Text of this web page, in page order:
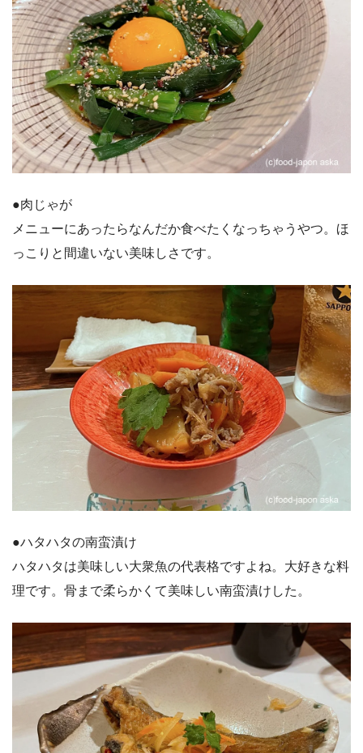
●肉じゃが
メニューにあったらなんだか食べたくなっちゃうやつ。ほ
っこりと間違いない美味しさです。
●ハタハタの南蛮漬け
ハタハタは美味しい大衆魚の代表格ですよね。大好きな料
理です。骨まで柔らかくて美味しい南蛮漬けした。